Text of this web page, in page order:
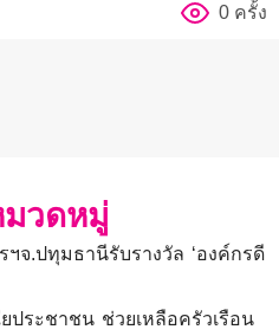
0 ครั้ง
วดหมู่
จ.ปทุมธานีรับรางวัล ‘องค์กรดี
ประชาชน ช่วยเหลือครัวเรือน